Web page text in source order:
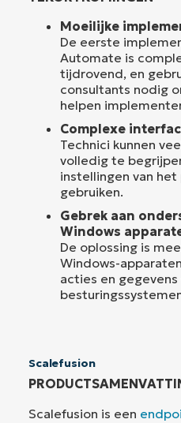
Moeilijke
De eerste
Automate is
tijdrovend, en
consultants nodig
helpen
Complexe
Technici kunnen
volledig te
instellingen van
gebruiken.
Gebrek aan
Windows
De oplossing is
Windows-
acties en
Scalefusion
Scalefusion is een